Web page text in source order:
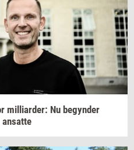
mil­li­ar­der: Nu be­gyn­der
an­sat­te